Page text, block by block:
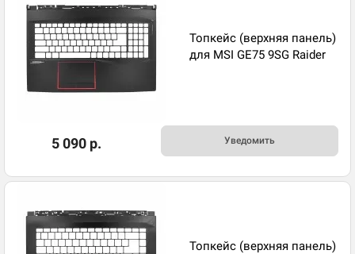
Топкейс (верхняя панель)
для MSI GE75 9SG Raider
5 090 р. Уведомить
Топкейс (верхняя панель)